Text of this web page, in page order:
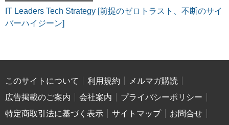
IT Leaders Tech Strategy [前提のゼロトラスト、不断のサイ
バーハイジーン]
このサイトについて 利用規約
メルマガ購読
広告掲載のご案内
会社案内
プライバシーポリシー
特定商取引法に基づく表示
サイトマップ
お問合せ